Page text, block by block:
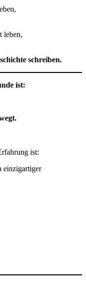
leben,
schreiben.
ist:
ist:
einzigartiger